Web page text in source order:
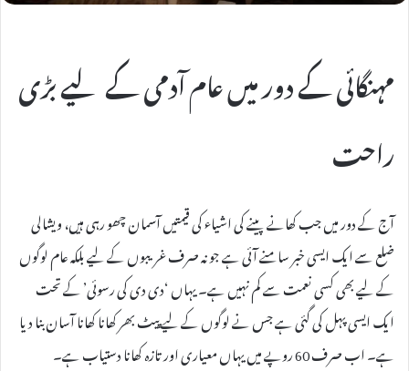
مہنگائی کے دور میں عام آدمی کے لیے بڑی
راحت
آج کے دور میں جب کھانے پینے کی اشیاء کی قیمتیں آسمان چھو رہی ہیں، ویشالی
ضلع سے ایک ایسی خبر سامنے آئی ہے جو نہ صرف غریبوں کے لیے بلکہ عام لوگوں
کے لیے بھی کسی نعمت سے کم نہیں ہے۔ یہاں ‘دی دی کی رسوئی’ کے تحت
ایک ایسی پہل کی گئی ہے جس نے لوگوں کے لیے پیٹ بھر کھانا کھانا آسان بنا دیا
ہے۔ اب صرف 60 روپے میں یہاں معیاری اور تازہ کھانا دستیاب ہے۔